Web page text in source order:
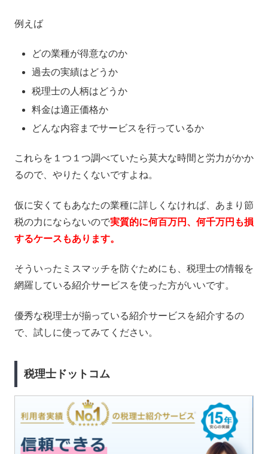
例えば
どの業種が得意なのか
過去の実績はどうか
税理士の人柄はどうか
料金は適正価格か
どんな内容までサービスを行っているか
これらを１つ１つ調べていたら莫大な時間と労力がかか
るので、やりたくないですよね。
仮に安くてもあなたの業種に詳しくなければ、あまり節
税の力にならないので実質的に何百万円、何千万円も損
するケースもあります。
そういったミスマッチを防ぐためにも、税理士の情報を
網羅している紹介サービスを使った方がいいです。
優秀な税理士が揃っている紹介サービスを紹介するの
で、試しに使ってみてください。
税理士ドットコム